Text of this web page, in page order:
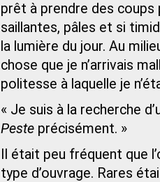
prêt à prendre des
saillantes, pâles et si
la lumière du jour. Au
chose que je n’arrivais
politesse à laquelle je
« Je suis à la recherche
Peste précisément. »
Il était peu fréquent que
type d’ouvrage. Rares